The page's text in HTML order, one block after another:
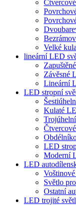
Velké
lineární LED
Závěsné
Lineární
LED stropní
Kulaté
LED
Moderní
LED
Světlo
Ostatní
LED trojité